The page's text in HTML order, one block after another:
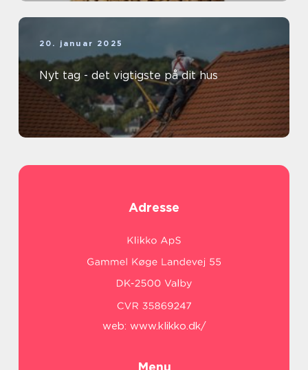
20. januar 2025
Nyt tag - det vigtigste på dit hus
Adresse
web: www.klikko.dk/
Menu